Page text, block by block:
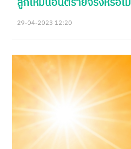
29-04-2023 12:20